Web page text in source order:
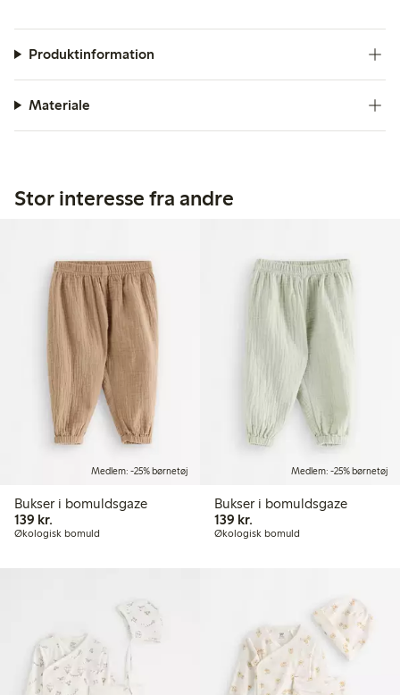
Produktinformation
Materiale
Stor interesse fra andre
Medlem: -25% børnetøj
Bukser i bomuldsgaze
139 kr.
Økologisk bomuld
Medlem: -25% børnetøj
Bukser i bomuldsgaze
139 kr.139,00 kr.
Økologisk bomuld